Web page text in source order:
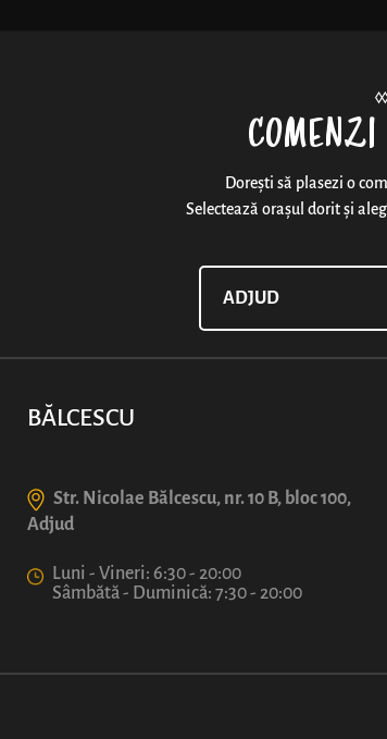
Blat clasic
Alege
7 lei / felie
COMENZI
Dorești să plasezi o
Selectează orașul dorit și
BĂLCESCU
Str. Nicolae Bălcescu, nr. 10 B, bloc 100,
Adjud
Luni - Vineri: 6:30 - 20:00
Sâmbătă - Duminică: 7:30 - 20:00